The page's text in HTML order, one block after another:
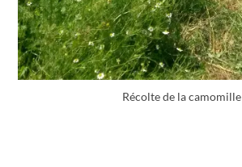
Récolte de la camomille